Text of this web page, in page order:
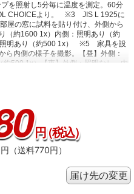
を照射し5分毎に温度を測定。60分
CHOICEより。
※3 JIS L 1925に
屋の窓に試料を貼り付け、外側から
（約1600 1x）内側：照明あり（約
明あり（約500 1x）
※5 家具を設
ら内側の様子を撮影。【昼】外側：
500 1x）【夜】外側：照明なし、内
円（税込）
（送料770円）
届け先の変更